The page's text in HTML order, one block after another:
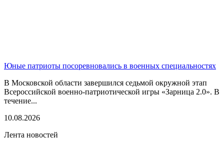
Юные патриоты посоревновались в военных специальностях
В Московской области завершился седьмой окружной этап
Всероссийской военно-патриотической игры «Зарница 2.0». В
течение...
10.08.2026
Лента новостей